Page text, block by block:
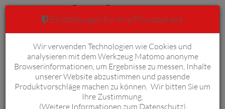
Anmelden Warenkorb 0
Einstellungen für Ihre Privatsphäre
Wir verwenden Technologien wie Cookies und
analysieren mit dem Werkzeug Matomo anonyme
Browserinformationen, um Ergebnisse zu messen, Inhalte
unserer Website abzustimmen und passende
Produktvorschläge machen zu können. Wir bitten Sie um
Ihre Zustimmung.
(Weitere Informationen zum Datenschutz)